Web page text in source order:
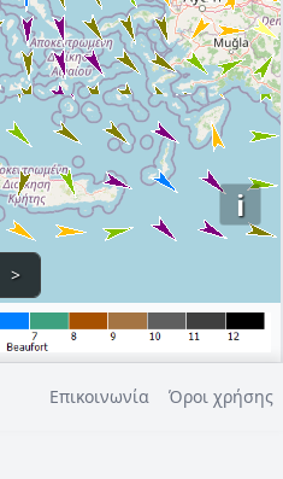
i
>
Επικοινωνία Όροι χρήσης